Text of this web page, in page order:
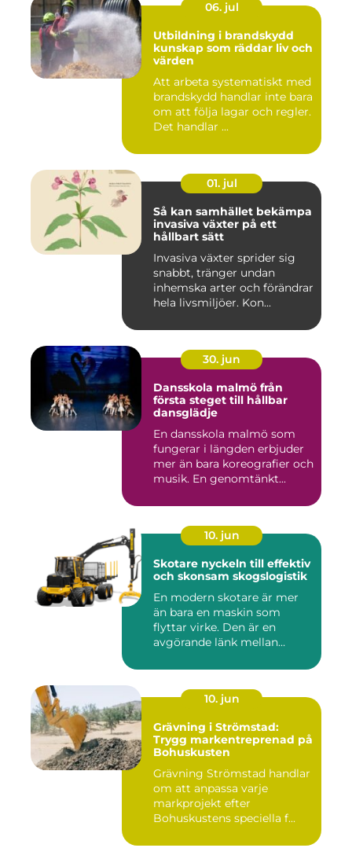
06. jul
Utbildning i brandskydd
kunskap som räddar liv och
värden
Att arbeta systematiskt med
brandskydd handlar inte bara
om att följa lagar och regler.
Det handlar ...
01. jul
Så kan samhället bekämpa
invasiva växter på ett
hållbart sätt
Invasiva växter sprider sig
snabbt, tränger undan
inhemska arter och förändrar
hela livsmiljöer. Kon...
30. jun
Dansskola malmö från
första steget till hållbar
dansglädje
En dansskola malmö som
fungerar i längden erbjuder
mer än bara koreografier och
musik. En genomtänkt...
10. jun
Skotare nyckeln till effektiv
och skonsam skogslogistik
En modern skotare är mer
än bara en maskin som
flyttar virke. Den är en
avgörande länk mellan
10. jun
Grävning i Strömstad:
Trygg markentreprenad på
Bohuskusten
Grävning Strömstad handlar
om att anpassa varje
markprojekt efter
Bohuskustens speciella f...